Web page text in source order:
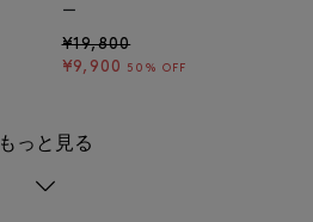
ー
¥19,800
¥9,900
50% OFF
もっと見る